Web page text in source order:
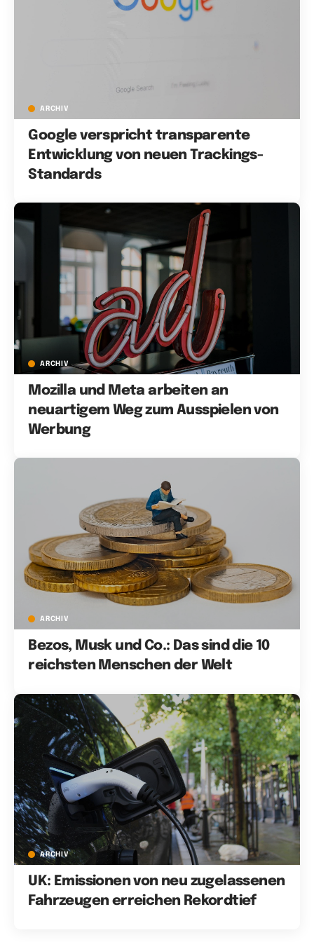
ARCHIV
Google verspricht transparente
Entwicklung von neuen Trackings-
Standards
ARCHIV
Mozilla und Meta arbeiten an
neuartigem Weg zum Ausspielen von
Werbung
ARCHIV
Bezos, Musk und Co.: Das sind die 10
reichsten Menschen der Welt
ARCHIV
UK: Emissionen von neu zugelassenen
Fahrzeugen erreichen Rekordtief